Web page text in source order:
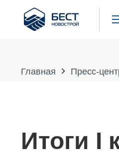
Бест
Новострой
Главная Пресс-
Итоги I